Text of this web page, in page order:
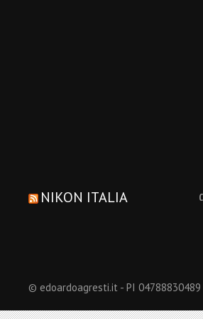
NIKON ITALIA
© edoardoagresti.it - PI